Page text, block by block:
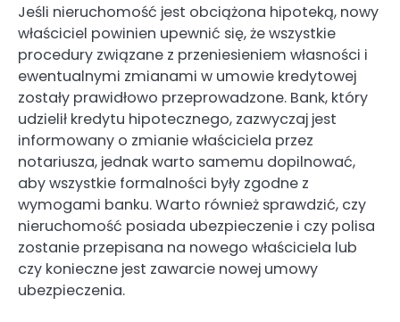
Jeśli nieruchomość jest obciążona hipoteką, nowy
właściciel powinien upewnić się, że wszystkie
procedury związane z przeniesieniem własności i
ewentualnymi zmianami w umowie kredytowej
zostały prawidłowo przeprowadzone. Bank, który
udzielił kredytu hipotecznego, zazwyczaj jest
informowany o zmianie właściciela przez
notariusza, jednak warto samemu dopilnować,
aby wszystkie formalności były zgodne z
wymogami banku. Warto również sprawdzić, czy
nieruchomość posiada ubezpieczenie i czy polisa
zostanie przepisana na nowego właściciela lub
czy konieczne jest zawarcie nowej umowy
ubezpieczenia.